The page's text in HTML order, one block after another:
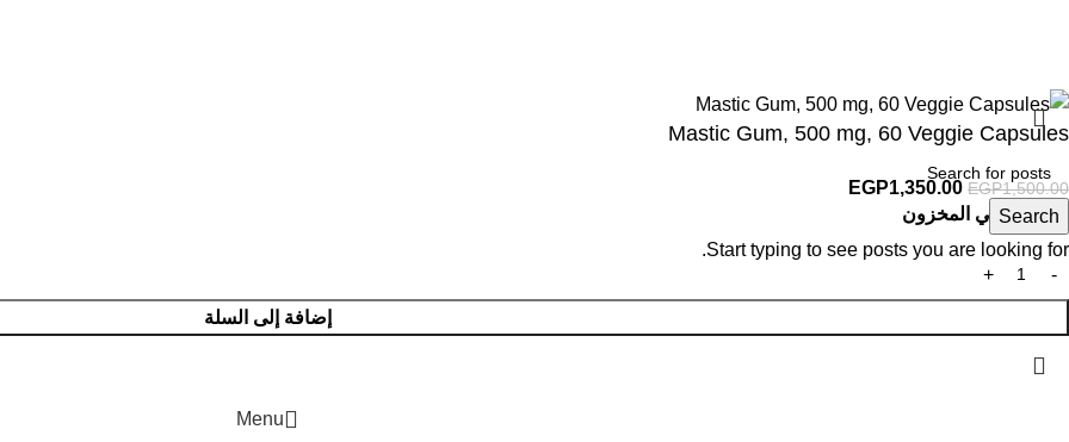
Search
Start typing to see posts you are looking for.
Mastic Gum, 500 mg, 60 Veggie Capsules
EGP1,500.00
EGP1,350.00
متوفر في المخزون
إضافة إلى السلة
Menu